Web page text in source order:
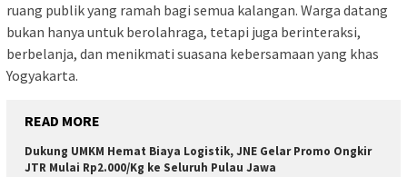
ruang publik yang ramah bagi semua kalangan. Warga datang
bukan hanya untuk berolahraga, tetapi juga berinteraksi,
berbelanja, dan menikmati suasana kebersamaan yang khas
Yogyakarta.
READ MORE
Dukung UMKM Hemat Biaya Logistik, JNE Gelar Promo Ongkir
JTR Mulai Rp2.000/Kg ke Seluruh Pulau Jawa